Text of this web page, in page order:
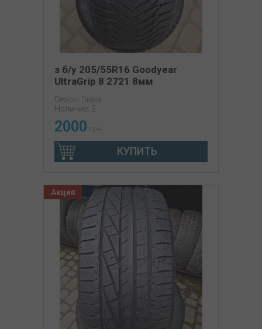
з б/у 205/55R16 Goodyear
UltraGrip 8 2721 8мм
Сезон: Зима
Наличие: 2
2000 грн
КУПИТЬ
Акция